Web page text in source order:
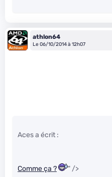
athlon64
Le 06/10/2014 à 12h07
Aces a écrit :
Comme ça ? " />